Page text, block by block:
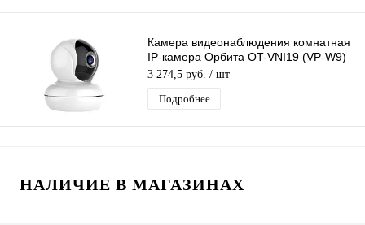
Камера видеонаблюдения комнатная
IP-камера Орбита OT-VNI19 (VP-W9)
Wi-Fi камера 2 Mpix 3,6мм
3 274,5 руб. / шт
Подробнее
НАЛИЧИЕ В МАГАЗИНАХ